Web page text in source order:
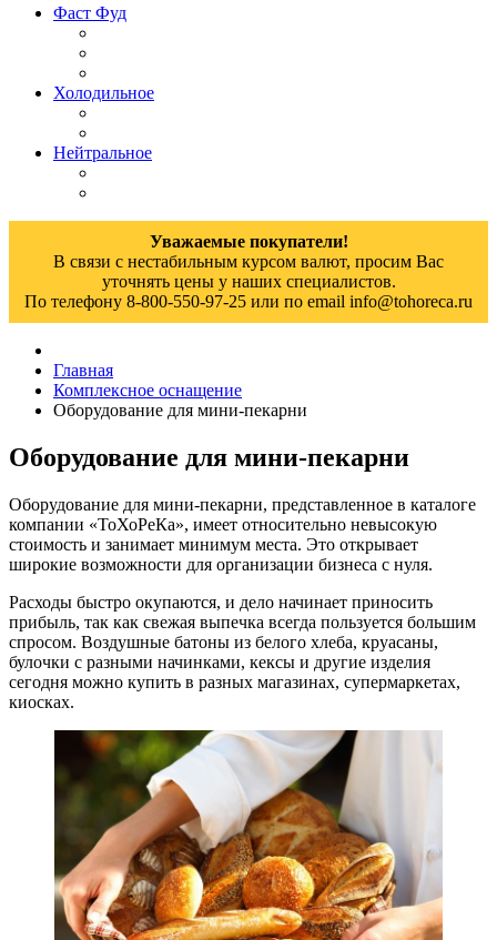
Фаст Фуд
Холодильное
Нейтральное
Уважаемые покупатели!
В связи с нестабильным курсом валют, просим Вас
уточнять цены у наших специалистов.
По телефону 8-800-550-97-25 или по email info@tohoreca.ru
Главная
Комплексное оснащение
Оборудование для мини-пекарни
Оборудование для мини-пекарни
Оборудование для мини-пекарни, представленное в каталоге
компании «ТоХоРеКа», имеет относительно невысокую
стоимость и занимает минимум места. Это открывает
широкие возможности для организации бизнеса с нуля.
Расходы быстро окупаются, и дело начинает приносить
прибыль, так как свежая выпечка всегда пользуется большим
спросом. Воздушные батоны из белого хлеба, круасаны,
булочки с разными начинками, кексы и другие изделия
сегодня можно купить в разных магазинах, супермаркетах,
киосках.